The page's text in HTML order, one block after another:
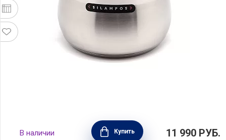
Кастрюля Роял 3,1 л, 18 см, Silampos,
633123VY6618
В наличии Купить 11 990 РУБ.